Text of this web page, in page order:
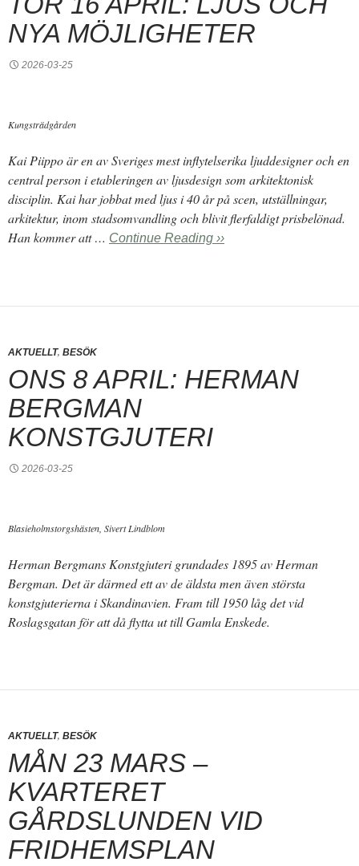
NYA MÖJLIGHETER
2026-03-25
Kungsträdgården
Kai Piippo är en av Sveriges mest inflytelserika ljuddesigner och en
central person i etableringen av ljusdesign som arkitektonisk
disciplin. Kai har jobbat med ljus i 40 år på scen, utställningar,
arkitektur, inom stadsomvandling och blivit flerfaldigt prisbelönad.
Han kommer att … Continue Reading ››
AKTUELLT, BESÖK
ONS 8 APRIL: HERMAN
BERGMAN
KONSTGJUTERI
2026-03-25
Blasieholmstorgshästen, Sivert Lindblom
Herman Bergmans Konstgjuteri grundades 1895 av Herman
Bergman. Det är därmed ett av de äldsta men även största
konstgjuterierna i Skandinavien. Fram till 1950 låg det vid
Roslagsgatan för att då flytta ut till Gamla Enskede.
AKTUELLT, BESÖK
MÅN 23 MARS –
KVARTERET
GÅRDSLUNDEN VID
FRIDHEMSPLAN